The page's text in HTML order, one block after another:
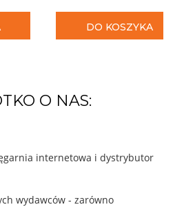
DO KOSZYKA
O NAS:
internetowa i dystrybutor
wydawców - zarówno